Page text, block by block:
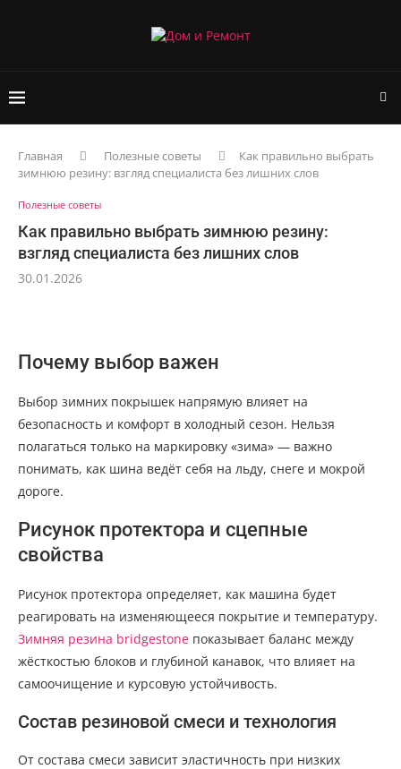
Главная Полезные советы
Как правильно выбрать
зимнюю резину: взгляд специалиста без лишних слов
Полезные советы
Как правильно выбрать зимнюю резину:
взгляд специалиста без лишних слов
30.01.2026
Почему выбор важен
Выбор зимних покрышек напрямую влияет на
безопасность и комфорт в холодный сезон. Нельзя
полагаться только на маркировку «зима» — важно
понимать, как шина ведёт себя на льду, снеге и мокрой
дороге.
Рисунок протектора и сцепные
свойства
Рисунок протектора определяет, как машина будет
реагировать на изменяющееся покрытие и температуру.
Зимняя резина bridgestone показывает баланс между
жёсткостью блоков и глубиной канавок, что влияет на
самоочищение и курсовую устойчивость.
Состав резиновой смеси и технология
От состава смеси зависит эластичность при низких